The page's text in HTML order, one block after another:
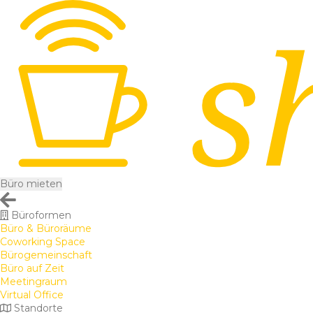
Büro mieten
Büroformen
Büro & Büroräume
Coworking Space
Bürogemeinschaft
Büro auf Zeit
Meetingraum
Virtual Office
Standorte